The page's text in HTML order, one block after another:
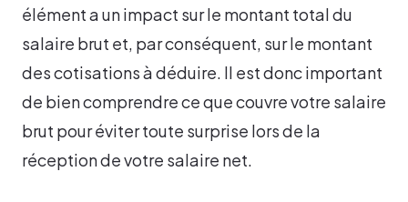
élément a un impact sur le montant total du
salaire brut et, par conséquent, sur le montant
des cotisations à déduire. Il est donc important
de bien comprendre ce que couvre votre salaire
brut pour éviter toute surprise lors de la
réception de votre salaire net.